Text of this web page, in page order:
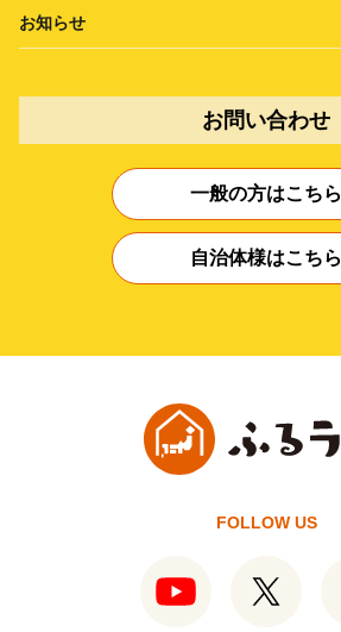
お知らせ
お問い合わせ
一般の方はこちら
自治体様はこちら
FOLLOW US